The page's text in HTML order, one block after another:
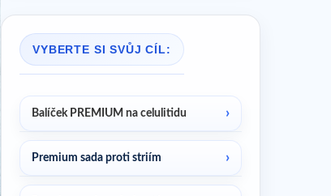
VYBERTE SI SVŮJ CÍL:
Balíček PREMIUM na celulitidu
Premium sada proti striím